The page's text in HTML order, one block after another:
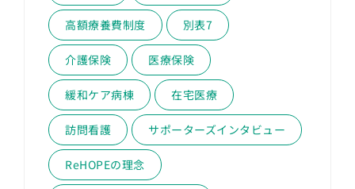
高額療養費制度 別表7
介護保険 医療保険
緩和ケア病棟 在宅医療
訪問看護 サポーターズインタビュー
ReHOPEの理念